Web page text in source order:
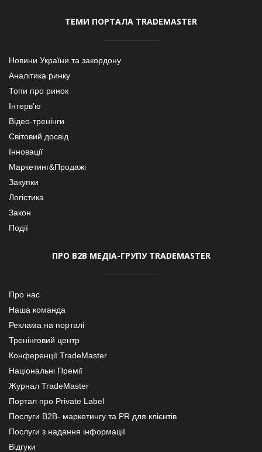
ТЕМИ ПОРТАЛА TRADEMASTER
Новини України та закордону
Аналітика ринку
Топи про ринок
Інтерв’ю
Відео-тренінги
Світовий досвід
Інновації
Маркетинг&Продажі
Закупки
Логістика
Закон
Події
ПРО В2В МЕДІА-ГРУПУ TRADEMASTER
Про нас
Наша команда
Реклама на порталі
Тренінговий центр
Конференції TradeMaster
Національні Премії
Журнал TradeMaster
Портал про Private Label
Послуги В2В- маркетингу та PR для клієнтів
Послуги з надання інформації
Відгуки